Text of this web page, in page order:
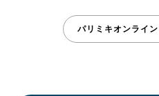
パリミキオンライ